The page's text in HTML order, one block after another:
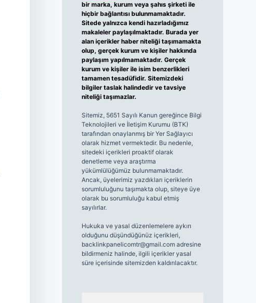
bir marka, kurum veya şahıs şirketi ile
hiçbir bağlantısı bulunmamaktadır.
Sitede yalnızca kendi hazırladığımız
makaleler paylaşılmaktadır. Burada yer
alan içerikler haber niteliği taşımamakta
olup, gerçek kurum ve kişiler hakkında
paylaşım yapılmamaktadır. Gerçek
kurum ve kişiler ile isim benzerlikleri
tamamen tesadüfidir. Sitemizdeki
bilgiler taslak halindedir ve tavsiye
niteliği taşımazlar.
Sitemiz, 5651 Sayılı Kanun gereğince Bilgi
Teknolojileri ve İletişim Kurumu (BTK)
tarafından onaylanmış bir Yer Sağlayıcı
olarak hizmet vermektedir. Bu nedenle,
sitedeki içerikleri proaktif olarak
denetleme veya araştırma
yükümlülüğümüz bulunmamaktadır.
Ancak, üyelerimiz yazdıkları içeriklerin
sorumluluğunu taşımakta olup, siteye üye
olarak bu sorumluluğu kabul etmiş
sayılırlar.
Hukuka ve yasal düzenlemelere aykırı
olduğunu düşündüğünüz içerikleri,
backlinkpanelicomtr@gmail.comadresine
bildirmeniz halinde, ilgili içerikler yasal
süre içerisinde sitemizden kaldırılacaktır.